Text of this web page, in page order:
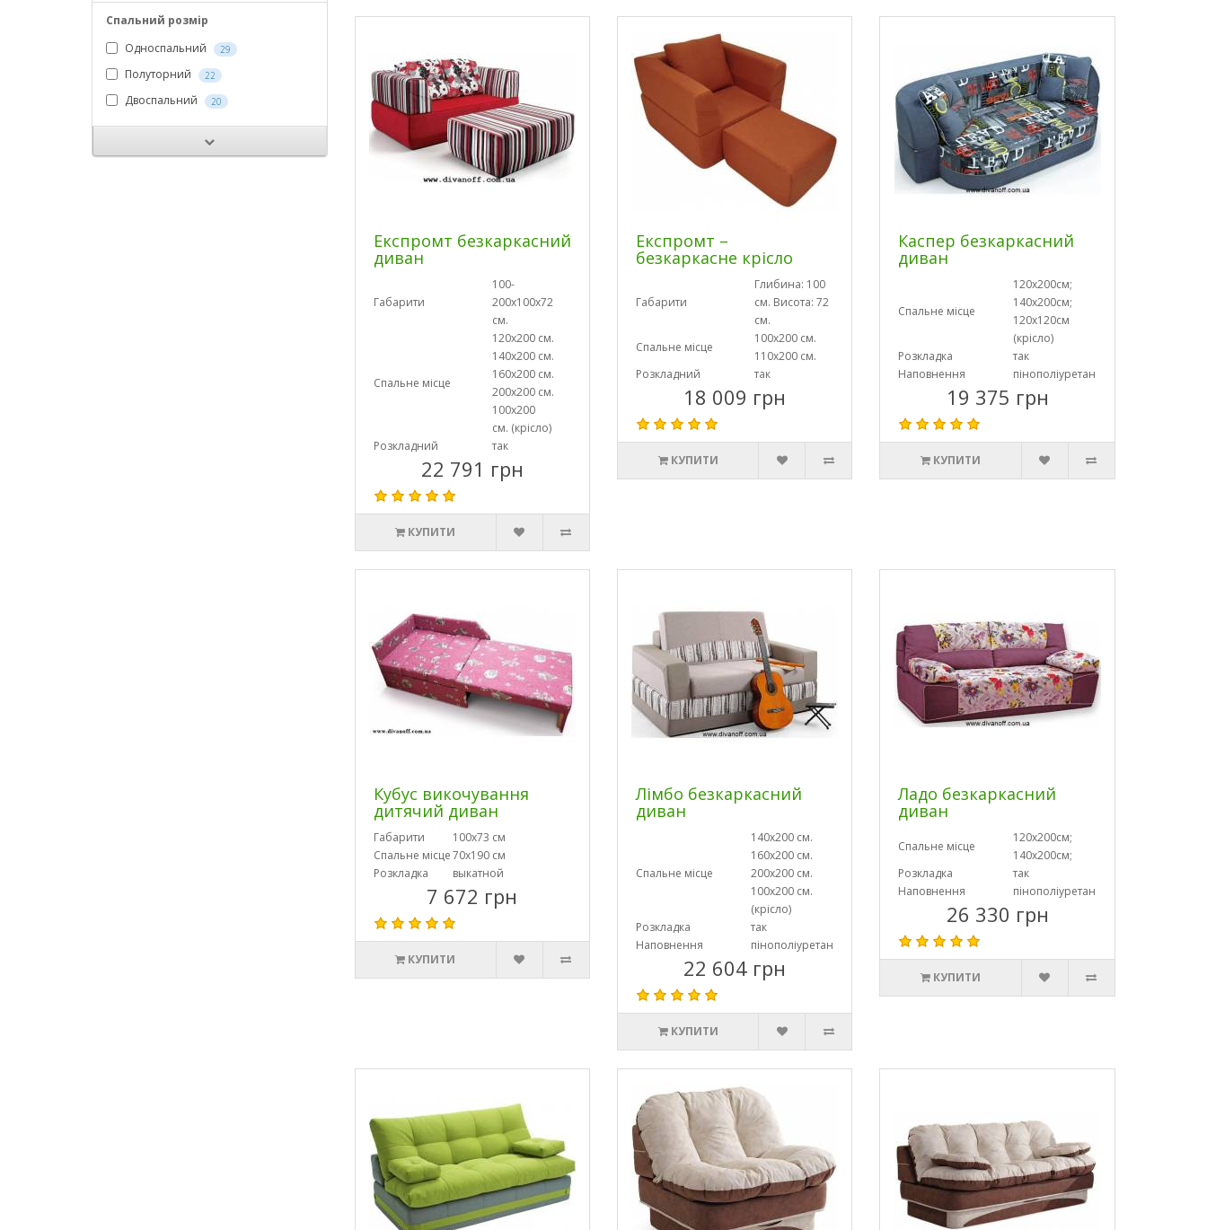
Спальний розмір
Односпальний
29
Полуторний 22
Двоспальний 20
Експромт безкаркасний
диван
Габарити
100-
200х100х72
см.
Спальне місце
120х200 см.
140х200 см.
160х200 см.
200х200 см.
100х200
см. (крісло)
Розкладний
так
22 791 грн
КУПИТИ
Експромт –
безкаркасне крісло
Габарити
Глибина: 100
см. Висота: 72
см.
Спальне місце
100х200 см.
110х200 см.
Розкладний
так
18 009 грн
КУПИТИ
Каспер безкаркасний
диван
Спальне місце
120х200см;
140х200см;
120х120см
(крісло)
Розкладка
так
Наповнення
пінополіуретан
19 375 грн
КУПИТИ
Кубус викочування
дитячий диван
Габарити
100х73 см
Спальне місце70х190 см
Розкладка
выкатной
7 672 грн
КУПИТИ
Лімбо безкаркасний
диван
Спальне місце
140х200 см.
160х200 см.
200х200 см.
100х200 см.
(крісло)
Розкладка
так
Наповнення
пінополіуретан
22 604 грн
КУПИТИ
Ладо безкаркасний
диван
Спальне місце
120х200см;
140х200см;
Розкладка
так
Наповнення
пінополіуретан
26 330 грн
КУПИТИ